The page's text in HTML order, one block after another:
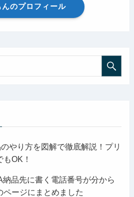
んのプロフィール
やり方を図解で徹底解説！プリ
OK！
品先に書く電話番号が分から
ページにまとめました